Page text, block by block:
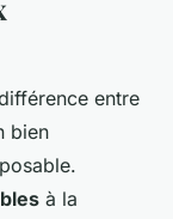
entre
bien
à la